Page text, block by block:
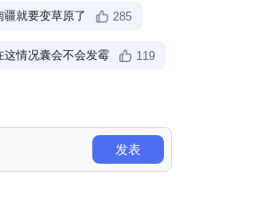
285
就要变草原了
119
这情况囊会不会发霉
发表